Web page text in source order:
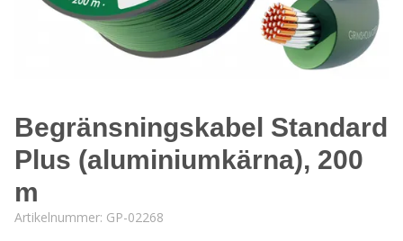
Begränsningskabel Standard
Plus (aluminiumkärna), 200
m
Artikelnummer: GP-02268